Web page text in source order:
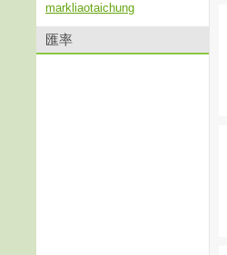
markliaotaichung
匯率